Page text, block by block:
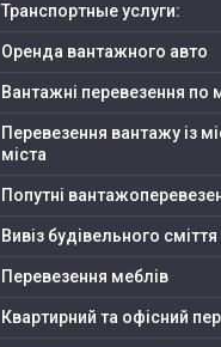
Транспортные услуги:
Оренда вантажного авто
Вантажні перевезення по
Перевезення вантажу із
міста
Попутні
Вивіз будівельного сміття
Перевезення меблів
Квартирний та офісний